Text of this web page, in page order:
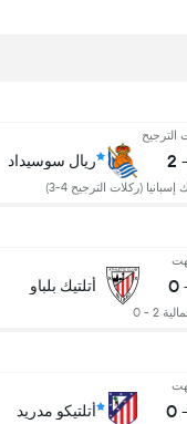
الترجيح
-
2
(ركلات الترجيح 4-3)
ريال سوسيداد
0
2 - 0
أتلتيك بلباو
-
0 أتلتيكو مدريد